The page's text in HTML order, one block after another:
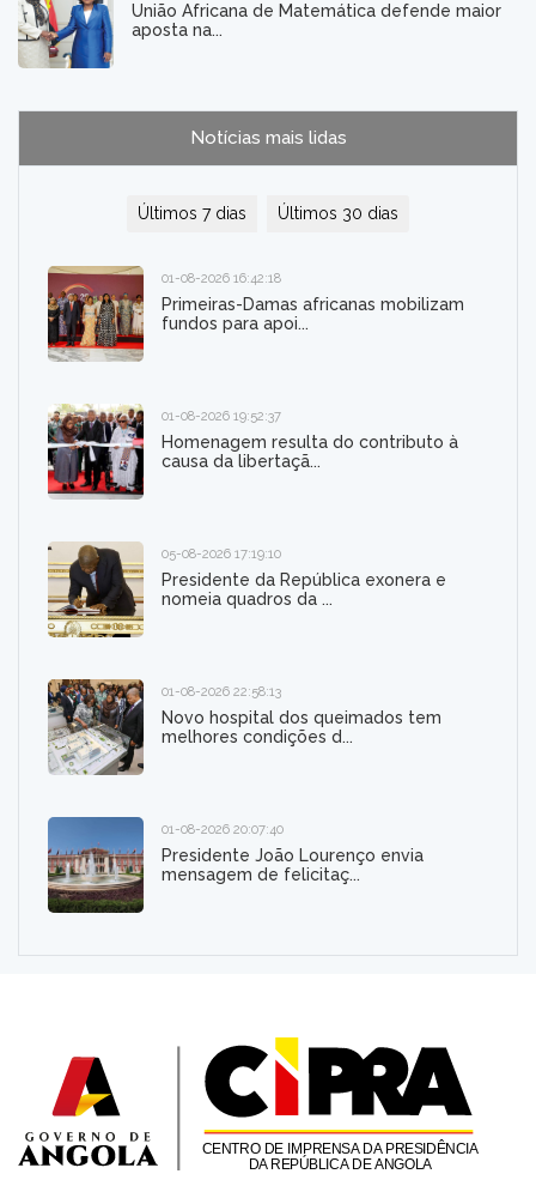
União Africana de Matemática defende maior
aposta na...
Notícias mais lidas
Últimos 7 dias Últimos 30 dias
01-08-2026 16:42:18
Primeiras-Damas africanas mobilizam
fundos para apoi...
01-08-2026 19:52:37
Homenagem resulta do contributo à
causa da libertaçã...
05-08-2026 17:19:10
Presidente da República exonera e
nomeia quadros da ...
01-08-2026 22:58:13
Novo hospital dos queimados tem
melhores condições d...
01-08-2026 20:07:40
Presidente João Lourenço envia
mensagem de felicitaç...